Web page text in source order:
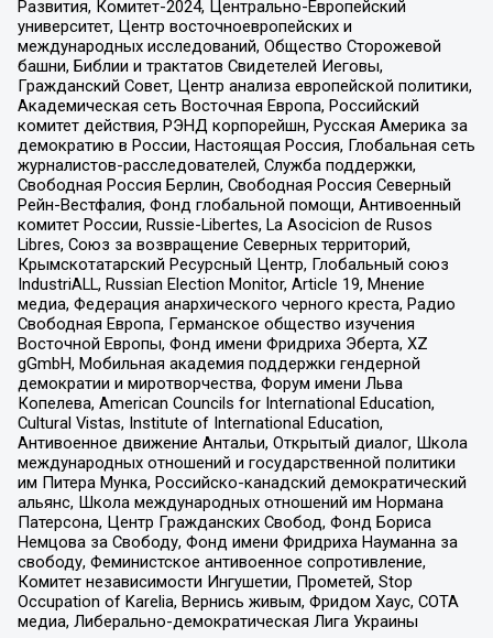
Развития, Комитет-2024, Центрально-Европейский
университет, Центр восточноевропейских и
международных исследований, Общество Сторожевой
башни, Библии и трактатов Свидетелей Иеговы,
Гражданский Совет, Центр анализа европейской политики,
Академическая сеть Восточная Европа, Российский
комитет действия, РЭНД корпорейшн, Русская Америка за
демократию в России, Настоящая Россия, Глобальная сеть
журналистов-расследователей, Служба поддержки,
Свободная Россия Берлин, Свободная Россия Северный
Рейн-Вестфалия, Фонд глобальной помощи, Антивоенный
комитет России, Russie-Libertes, La Asocicion de Rusos
Libres, Союз за возвращение Северных территорий,
Крымскотатарский Ресурсный Центр, Глобальный союз
IndustriALL, Russian Election Monitor, Article 19, Мнение
медиа, Федерация анархического черного креста, Радио
Свободная Европа, Германское общество изучения
Восточной Европы, Фонд имени Фридриха Эберта, XZ
gGmbH, Мобильная академия поддержки гендерной
демократии и миротворчества, Форум имени Льва
Копелева, American Councils for International Education,
Cultural Vistas, Institute of International Education,
Антивоенное движение Антальи, Открытый диалог, Школа
международных отношений и государственной политики
им Питера Мунка, Российско-канадский демократический
альянс, Школа международных отношений им Нормана
Патерсона, Центр Гражданских Свобод, Фонд Бориса
Немцова за Свободу, Фонд имени Фридриха Науманна за
свободу, Феминистское антивоенное сопротивление,
Комитет независимости Ингушетии, Прометей, Stop
Occupation of Karelia, Вернись живым, Фридом Хаус, СОТА
медиа, Либерально-демократическая Лига Украины